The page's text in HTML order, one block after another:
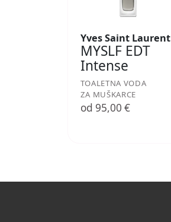
Yves Saint Laurent
MYSLF EDT
Intense
TOALETNA VODA
ZA MUŠKARCE
od 95,00 €